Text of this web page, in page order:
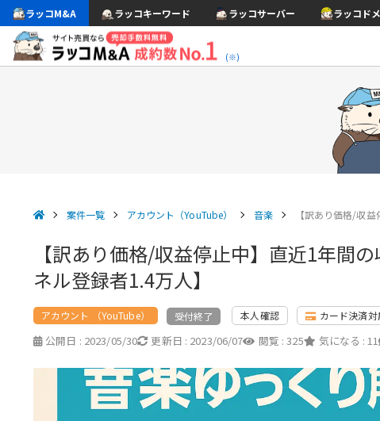
ラッコM&A ラッコキーワード ラッコサーバー ラッコド
(※)
案件一覧 アカウント（YouTube） 音楽 【訳あり価格/収
【訳あり価格/収益停止中】直近1年間
ネル登録者1.4万人】
アカウント （YouTube） 受付終了 本人確認 カード決済対
公開日 : 2023/05/30 更新日 : 2023/06/07 閲覧 :325 気になる : 11